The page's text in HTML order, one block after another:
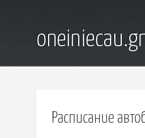
Расписание